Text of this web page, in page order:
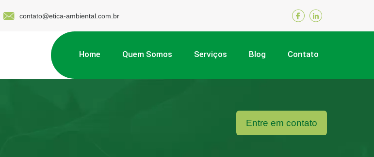
contato@etica-ambiental.com.br
Home Quem Somos Serviços Blog Contato
Entre em contato